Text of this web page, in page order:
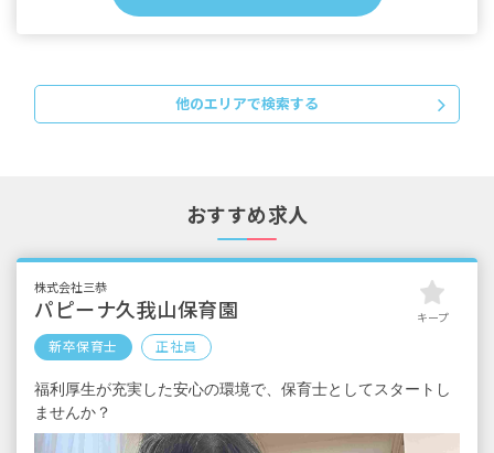
※試用期間なし
他のエリアで検索する
おすすめ求人
株式会社三恭
パピーナ久我山保育園
新卒保育士 正社員
キープ
福利厚生が充実した安心の環境で、保育士としてスタートし
ませんか？